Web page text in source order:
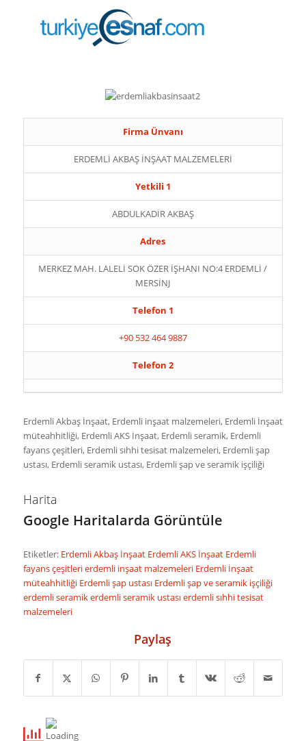
Firma Ünvanı
ERDEMLİ AKBAŞ İNŞAAT MALZEMELERİ
Yetkili 1
ABDULKADİR AKBAŞ
Adres
MERKEZ MAH. LALELİ SOK ÖZER İŞHANI NO:4 ERDEMLİ /
MERSİNJ
Telefon 1
+90 532 464 9887
Telefon 2
Erdemli Akbaş İnşaat, Erdemli inşaat malzemeleri, Erdemli İnşaat
müteahhitliği, Erdemli AKS İnşaat, Erdemli seramik, Erdemli
fayans çeşitleri, Erdemli sıhhi tesisat malzemeleri, Erdemli şap
ustası, Erdemli seramik ustası, Erdemli şap ve seramik işçiliği
Harita
Google Haritalarda Görüntüle
Etiketler: Erdemli Akbaş İnşaat Erdemli AKS İnşaat Erdemli
fayans çeşitlerierdemli inşaat malzemeleri Erdemli İnşaat
müteahhitliği Erdemli şap ustası Erdemli şap ve seramik işçiliği
erdemli seramikerdemli seramik ustasıerdemli sıhhi tesisat
malzemeleri
Paylaş